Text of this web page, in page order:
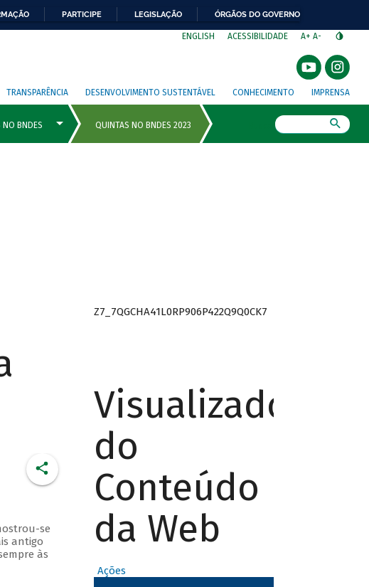
PARTICIPE LEGISLAÇÃO ÓRGÃOS DO GOVERNO
ENGLISH ACESSIBILIDADE A+ A-
TRANSPARÊNCIA DESENVOLVIMENTO SUSTENTÁVEL CONHECIMENTO IMPRENSA
se
antigo
às
Z7_7QGCHA41L0RP906P422Q9Q0CK7
Visualizador
do
Conteúdo
da Web
Ações